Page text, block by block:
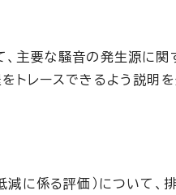
、主要な騒音の発生源に
トレースできるよう説明
減に係る評価）について